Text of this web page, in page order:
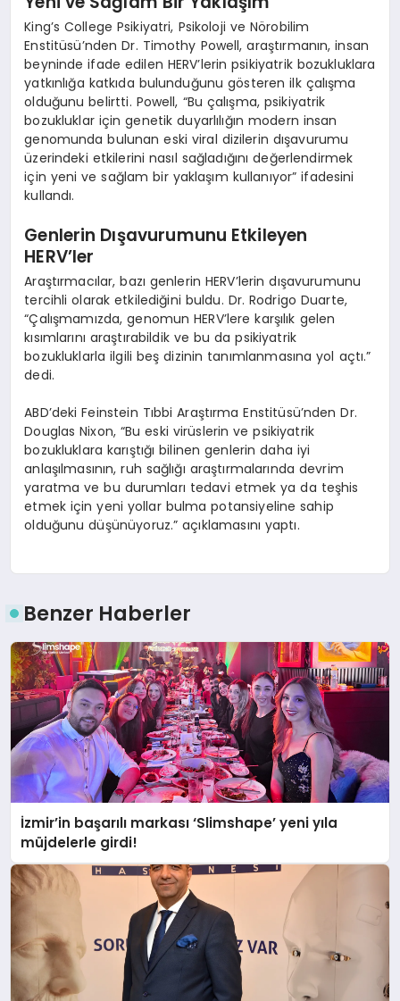
King’s College Psikiyatri, Psikoloji ve Nörobilim
Enstitüsü’nden Dr. Timothy Powell, araştırmanın, insan
beyninde ifade edilen HERV’lerin psikiyatrik bozukluklara
yatkınlığa katkıda bulunduğunu gösteren ilk çalışma
olduğunu belirtti. Powell, “Bu çalışma, psikiyatrik
bozukluklar için genetik duyarlılığın modern insan
genomunda bulunan eski viral dizilerin dışavurumu
üzerindeki etkilerini nasıl sağladığını değerlendirmek
için yeni ve sağlam bir yaklaşım kullanıyor” ifadesini
kullandı.
Genlerin Dışavurumunu Etkileyen
HERV’ler
Araştırmacılar, bazı genlerin HERV’lerin dışavurumunu
tercihli olarak etkilediğini buldu. Dr. Rodrigo Duarte,
“Çalışmamızda, genomun HERV’lere karşılık gelen
kısımlarını araştırabildik ve bu da psikiyatrik
bozukluklarla ilgili beş dizinin tanımlanmasına yol açtı.”
dedi.
ABD’deki Feinstein Tıbbi Araştırma Enstitüsü’nden Dr.
Douglas Nixon, “Bu eski virüslerin ve psikiyatrik
bozukluklara karıştığı bilinen genlerin daha iyi
anlaşılmasının, ruh sağlığı araştırmalarında devrim
yaratma ve bu durumları tedavi etmek ya da teşhis
etmek için yeni yollar bulma potansiyeline sahip
olduğunu düşünüyoruz.” açıklamasını yaptı.
Benzer Haberler
İzmir’in başarılı markası ‘Slimshape’ yeni yıla
müjdelerle girdi!